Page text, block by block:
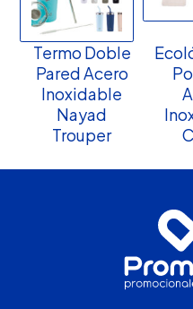
Termo Doble
Pared Acero
Inoxidable
Nayad
Trouper